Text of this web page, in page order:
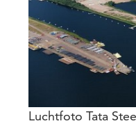
Luchtfoto Tata